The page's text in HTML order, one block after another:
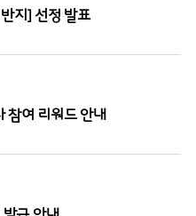
지] 선정 발표
참여 리워드 안내